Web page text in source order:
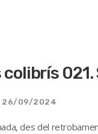
colibrís
26/09/2024
des del